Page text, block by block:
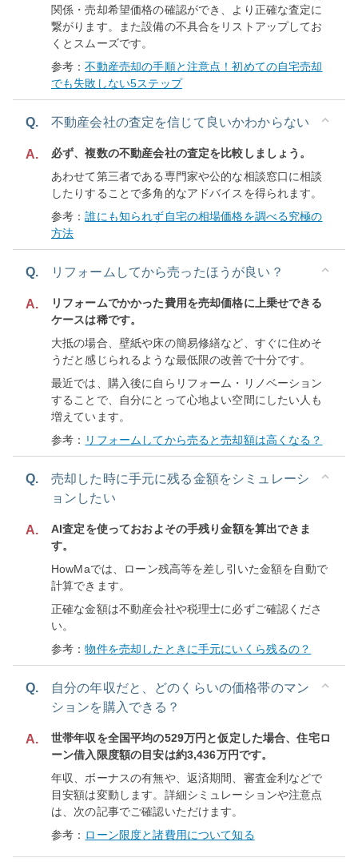
関係・売却希望価格の確認ができ、より正確な査定に
繋がります。また設備の不具合をリストアップしてお
くとスムーズです。
参考：不動産売却の手順と注意点！初めての自宅売却
でも失敗しない5ステップ
Q. 不動産会社の査定を信じて良いかわからない
A.
必ず、複数の不動産会社の査定を比較しましょう。
あわせて第三者である専門家や公的な相談窓口に相談
したりすることで多角的なアドバイスを得られます。
参考：誰にも知られず自宅の相場価格を調べる究極の
方法
Q. リフォームしてから売ったほうが良い？
A.
リフォームでかかった費用を売却価格に上乗せできる
ケースは稀です。
大抵の場合、壁紙や床の簡易修繕など、すぐに住めそ
うだと感じられるような最低限の改善で十分です。
最近では、購入後に自らリフォーム・リノベーション
することで、自分にとって心地よい空間にしたい人も
増えています。
参考： リフォームしてから売ると売却額は高くなる？
Q.
売却した時に手元に残る金額をシミュレーシ
ョンしたい
A.
AI査定を使っておおよその手残り金額を算出できま
す。
HowMaでは、ローン残高等を差し引いた金額を自動で
計算できます。
正確な金額は不動産会社や税理士に必ずご確認くださ
い。
参考：物件を売却したときに手元にいくら残るの？
Q.
自分の年収だと、どのくらいの価格帯のマン
ションを購入できる？
A.
世帯年収を全国平均の529万円と仮定した場合、住宅ロ
ーン借入限度額の目安は約3,436万円です。
年収、ボーナスの有無や、返済期間、審査金利などで
目安額は変動します。詳細シミュレーションや注意点
は、次の記事でご確認いただけます。
参考： ローン限度と諸費用について知る